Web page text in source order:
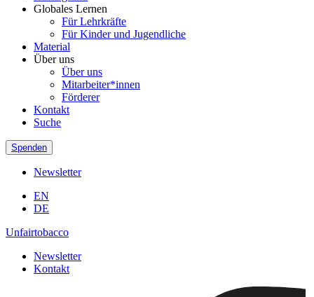
Globales Lernen
Für Lehrkräfte
Für Kinder und Jugendliche
Material
Über uns
Über uns
Mitarbeiter*innen
Förderer
Kontakt
Suche
Spenden
Newsletter
EN
DE
Unfairtobacco
Newsletter
Kontakt